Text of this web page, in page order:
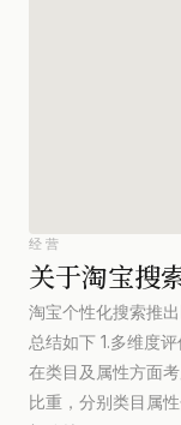
经营
关于淘宝搜
淘宝个性化搜索推
总结如下 1.多维度
在类目及属性方面
比重，分别类目属